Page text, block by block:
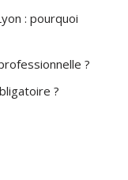
: pourquoi
?
?